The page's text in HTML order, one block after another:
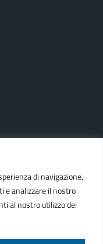
di navigazione,
e analizzare il nostro
al nostro utilizzo dei